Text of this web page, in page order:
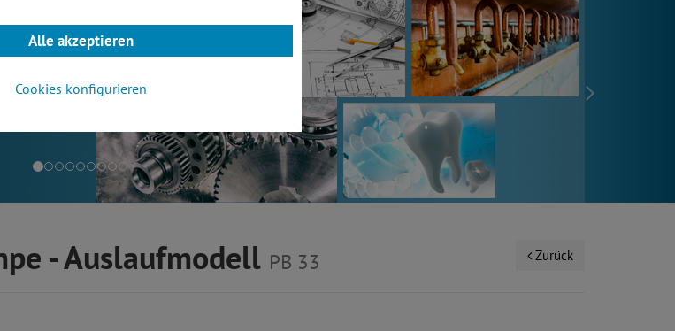
Zurück
- Auslaufmodell PB 33
Cookies konfigurieren
Alle akzeptieren